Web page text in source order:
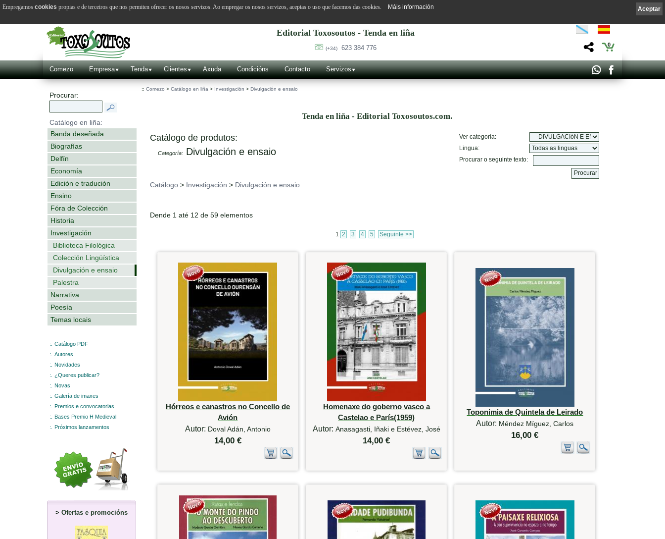
Editorial Toxosoutos - Tenda en liña
(+34) 623 384 776 0
Comezo Empresa Tenda Clientes Axuda Condicións Contacto Servizos
Procurar:
Catálogo en liña:
Banda deseñada
Biografías
Delfín
Economía
Edición e tradución
Ensino
Fóra de Colección
Historia
Investigación
Biblioteca Filológica
Colección Lingüística
Divulgación e ensaio
Palestra
Narrativa
Poesía
Temas locais
:.
Catálogo PDF
:.
Autores
:.
Novidades
:.
¿Queres publicar?
:.
Novas
:.
Galería de imaxes
:.
Premios e convocatorias
:.
Bases Premio H Medieval
:.
Próximos lanzamentos
> Ofertas e promocións
:: Comezo > Catálogo en liña > Investigación > Divulgación e ensaio
Tenda en liña - Editorial Toxosoutos.com.
Catálogo de produtos:
Categoría: Divulgación e ensaio
Ver categoría:
Lingua:
Procurar o seguinte texto:
Catálogo > Investigación > Divulgación e ensaio
Dende 1 até 12 de 59 elementos
1 2 3 4 5 Seguinte >>
Hórreos e canastros no Concello de
Avión
Autor: Doval Adán, Antonio
14,00 €
Homenaxe do goberno vasco a
Castelao e París(1959)
Autor: Anasagasti, Iñaki e Estévez, José
14,00 €
Toponimia de Quintela de Leirado
Autor: Méndez Míguez, Carlos
16,00 €
Aceptar
Empregamos cookies propias e de terceiros que nos permiten ofrecer os nosos servizos. Ao empregar os nosos servizos, aceptas o uso que facemos das cookies. Máis información